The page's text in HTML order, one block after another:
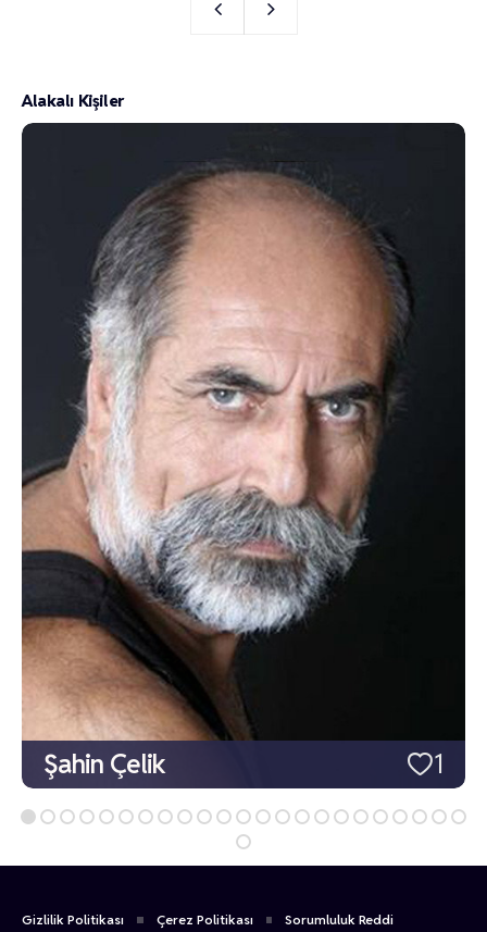
Alakalı Kişiler
1
Şahin Çelik
Gizlilik Politikası Çerez Politikası Sorumluluk Reddi